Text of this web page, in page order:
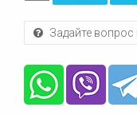
Задайте